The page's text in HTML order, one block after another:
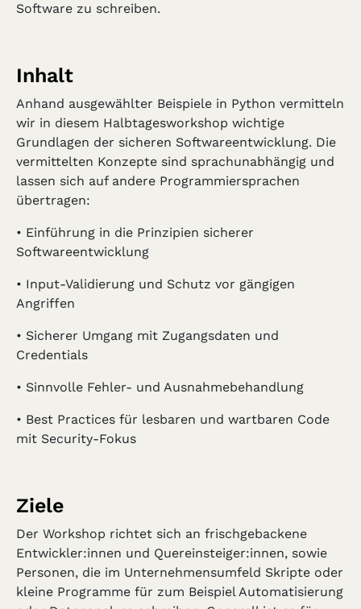
Software zu schreiben.
Inhalt
Anhand ausgewählter Beispiele in Python vermitteln
wir in diesem Halbtagesworkshop wichtige
Grundlagen der sicheren Softwareentwicklung. Die
vermittelten Konzepte sind sprachunabhängig und
lassen sich auf andere Programmiersprachen
übertragen:
• Einführung in die Prinzipien sicherer
Softwareentwicklung
• Input-Validierung und Schutz vor gängigen
Angriffen
• Sicherer Umgang mit Zugangsdaten und
Credentials
• Sinnvolle Fehler- und Ausnahmebehandlung
• Best Practices für lesbaren und wartbaren Code
mit Security-Fokus
Ziele
Der Workshop richtet sich an frischgebackene
Entwickler:innen und Quereinsteiger:innen, sowie
Personen, die im Unternehmensumfeld Skripte oder
kleine Programme für zum Beispiel Automatisierung